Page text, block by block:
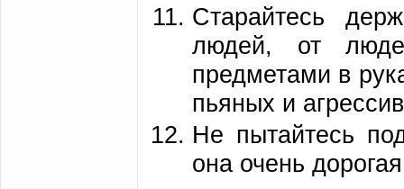
Старайтесь
людей, от
предметами в
пьяных и
Не пытайтесь
она очень